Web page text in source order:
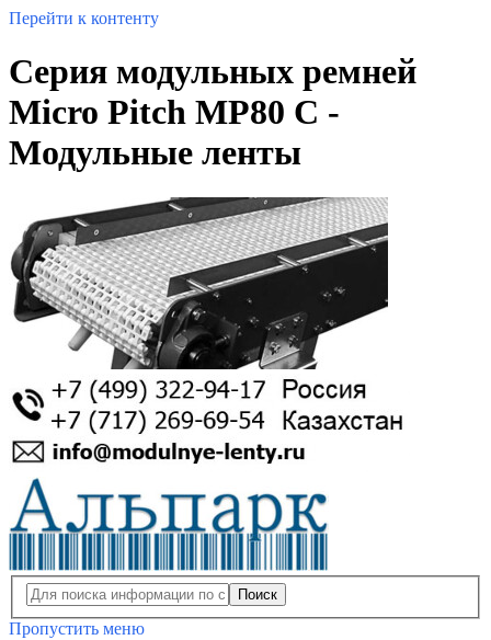
Перейти к контенту
Серия модульных ремней
Micro Pitch MP80 С -
Модульные ленты
Поиск
Пропустить меню